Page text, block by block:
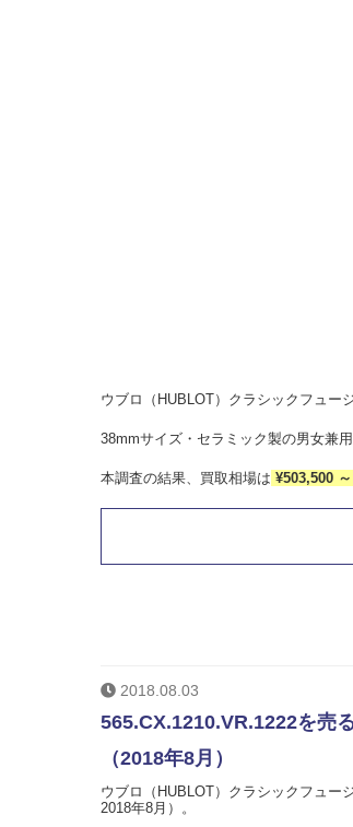
ウブロ（HUBLOT）クラシックフュー
38mmサイズ・セラミック製の男女兼
本調査の結果、買取相場は ¥503,500
2018.08.03
565.CX.1210.VR.1222を売
（2018年8月）
ウブロ（HUBLOT）クラシックフュー
2018年8月）。